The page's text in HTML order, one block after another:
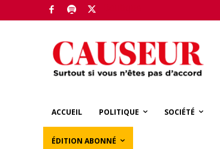
ACCUEIL POLITIQUE SOCIÉTÉ
ÉDITION ABONNÉ